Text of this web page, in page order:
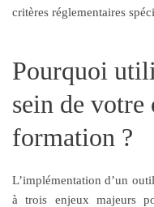
critères réglementaires
Pourquoi
sein de votre
formation ?
L’implémentation d’un
à trois enjeux majeurs